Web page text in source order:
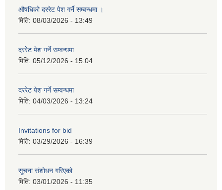
औषधिको दररेट पेश गर्ने सम्वन्धमा ।
मिति: 08/03/2026 - 13:49
दररेट पेश गर्ने सम्वन्धमा
मिति: 05/12/2026 - 15:04
दररेट पेश गर्ने सम्वन्धमा
मिति: 04/03/2026 - 13:24
Invitations for bid
मिति: 03/29/2026 - 16:39
सूचना संशोधन गरिएको
मिति: 03/01/2026 - 11:35